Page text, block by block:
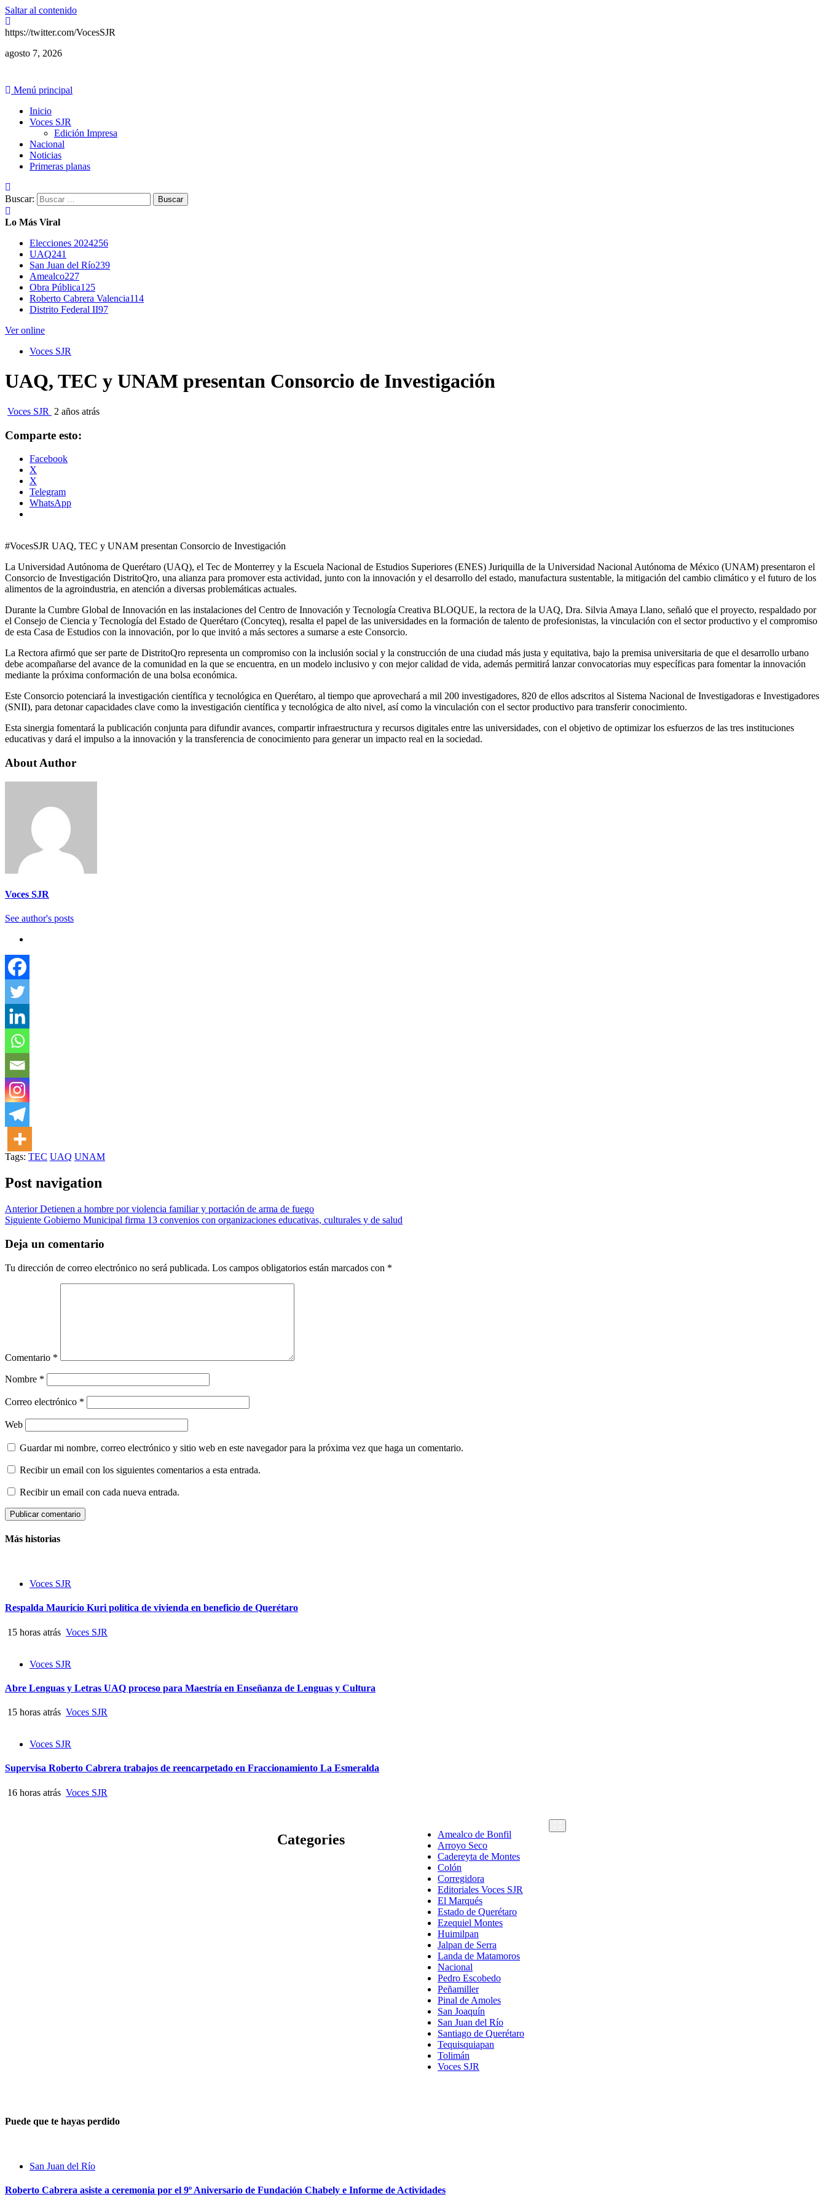
Saltar al contenido
https://twitter.com/VocesSJR
agosto 7, 2026
Menú principal
Inicio
Voces SJR
Edición Impresa
Nacional
Noticias
Primeras planas
Buscar:
Lo Más Viral
Elecciones 2024256
UAQ241
San Juan del Río239
Amealco227
Obra Pública125
Roberto Cabrera Valencia114
Distrito Federal II97
Ver online
Voces SJR
UAQ, TEC y UNAM presentan Consorcio de Investigación
Voces SJR 2 años atrás
Comparte esto:
Facebook
X
X
Telegram
WhatsApp
#VocesSJR UAQ, TEC y UNAM presentan Consorcio de Investigación
La Universidad Autónoma de Querétaro (UAQ), el Tec de Monterrey y la Escuela Nacional de Estudios Superiores (ENES) Juriquilla de la Universidad Nacional Autónoma de México (UNAM) presentaron el
Consorcio de Investigación DistritoQro, una alianza para promover esta actividad, junto con la innovación y el desarrollo del estado, manufactura sustentable, la mitigación del cambio climático y el futuro de los
alimentos de la agroindustria, en atención a diversas problemáticas actuales.
Durante la Cumbre Global de Innovación en las instalaciones del Centro de Innovación y Tecnología Creativa BLOQUE, la rectora de la UAQ, Dra. Silvia Amaya Llano, señaló que el proyecto, respaldado por
el Consejo de Ciencia y Tecnología del Estado de Querétaro (Concyteq), resalta el papel de las universidades en la formación de talento de profesionistas, la vinculación con el sector productivo y el compromiso
de esta Casa de Estudios con la innovación, por lo que invitó a más sectores a sumarse a este Consorcio.
La Rectora afirmó que ser parte de DistritoQro representa un compromiso con la inclusión social y la construcción de una ciudad más justa y equitativa, bajo la premisa universitaria de que el desarrollo urbano
debe acompañarse del avance de la comunidad en la que se encuentra, en un modelo inclusivo y con mejor calidad de vida, además permitirá lanzar convocatorias muy específicas para fomentar la innovación
mediante la próxima conformación de una bolsa económica.
Este Consorcio potenciará la investigación científica y tecnológica en Querétaro, al tiempo que aprovechará a mil 200 investigadores, 820 de ellos adscritos al Sistema Nacional de Investigadoras e Investigadores
(SNII), para detonar capacidades clave como la investigación científica y tecnológica de alto nivel, así como la vinculación con el sector productivo para transferir conocimiento.
Esta sinergia fomentará la publicación conjunta para difundir avances, compartir infraestructura y recursos digitales entre las universidades, con el objetivo de optimizar los esfuerzos de las tres instituciones
educativas y dará el impulso a la innovación y la transferencia de conocimiento para generar un impacto real en la sociedad.
About Author
Voces SJR
See author's posts
Tags: TEC UAQ UNAM
Post navigation
AnteriorDetienen a hombre por violencia familiar y portación de arma de fuego
Siguiente Gobierno Municipal firma 13 convenios con organizaciones educativas, culturales y de salud
Deja un comentario
Tu dirección de correo electrónico no será publicada. Los campos obligatorios están marcados con *
Comentario *
Nombre *
Correo electrónico *
Web
Guardar mi nombre, correo electrónico y sitio web en este navegador para la próxima vez que haga un comentario.
Recibir un email con los siguientes comentarios a esta entrada.
Recibir un email con cada nueva entrada.
Más historias
Voces SJR
Respalda Mauricio Kuri política de vivienda en beneficio de Querétaro
15 horas atrás Voces SJR
Voces SJR
Abre Lenguas y Letras UAQ proceso para Maestría en Enseñanza de Lenguas y Cultura
15 horas atrás Voces SJR
Voces SJR
Supervisa Roberto Cabrera trabajos de reencarpetado en Fraccionamiento La Esmeralda
16 horas atrás Voces SJR
Categories
Amealco de Bonfil
Arroyo Seco
Cadereyta de Montes
Colón
Corregidora
Editoriales Voces SJR
El Marqués
Estado de Querétaro
Ezequiel Montes
Huimilpan
Jalpan de Serra
Landa de Matamoros
Nacional
Pedro Escobedo
Peñamiller
Pinal de Amoles
San Joaquín
San Juan del Río
Santiago de Querétaro
Tequisquiapan
Tolimán
Voces SJR
Puede que te hayas perdido
San Juan del Río
Roberto Cabrera asiste a ceremonia por el 9º Aniversario de Fundación Chabely e Informe de Actividades